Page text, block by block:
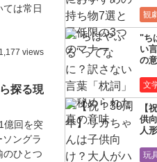
は常日
1,177 views
探る現
億回を突
ングラ
のひとつ
観
"ち
い
の
文
【
供
人
玩